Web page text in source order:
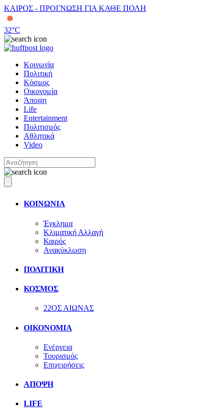
ΚΑΙΡΟΣ - ΠΡΟΓΝΩΣΗ ΓΙΑ ΚΑΘΕ ΠΟΛΗ
32°C
Κοινωνία
Πολιτική
Κόσμος
Οικονομία
Άποψη
Life
Entertainment
Πολιτισμός
Αθλητικά
Video
ΚΟΙΝΩΝΙΑ
Έγκλημα
Κλιματική Αλλαγή
Καιρός
Ανακύκλωση
ΠΟΛΙΤΙΚΗ
ΚΟΣΜΟΣ
22ΟΣ ΑΙΩΝΑΣ
ΟΙΚΟΝΟΜΙΑ
Ενέργεια
Τουρισμός
Επιχειρήσεις
ΑΠΟΨΗ
LIFE